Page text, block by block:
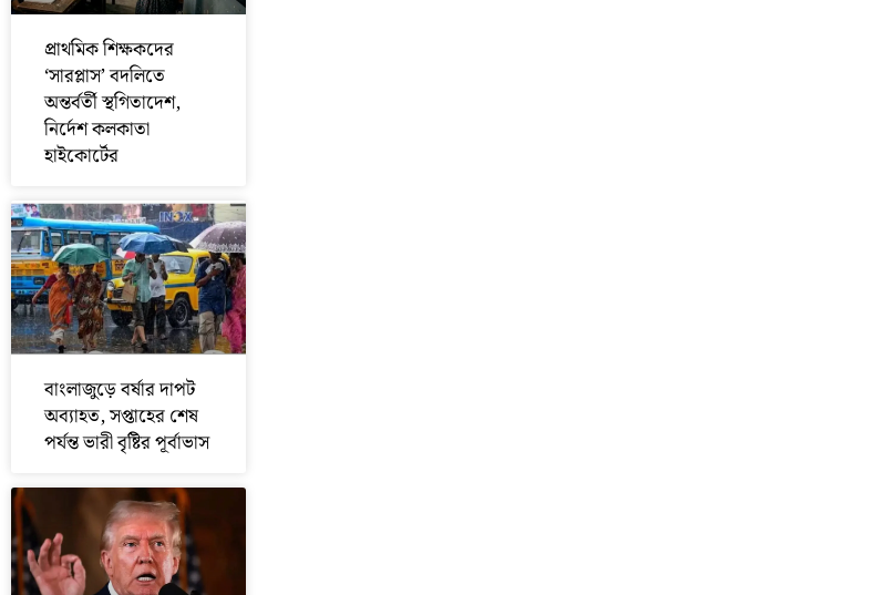
প্রাথমিক শিক্ষকদের
‘সারপ্লাস’ বদলিতে
অন্তর্বর্তী স্থগিতাদেশ,
নির্দেশ কলকাতা
হাইকোর্টের
বাংলাজুড়ে বর্ষার দাপট
অব্যাহত, সপ্তাহের শেষ
পর্যন্ত ভারী বৃষ্টির পূর্বাভাস